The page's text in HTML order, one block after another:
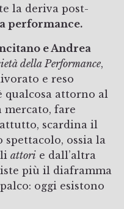
la deriva post-
performance.
e Andrea
della Performance,
e reso
qualcosa attorno al
mercato, fare
scardina il
ossia la
attori e dall’altra
più il diaframma
oggi esistono